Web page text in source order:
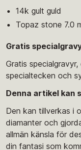
14k gult guld
Topaz stone 7.0
Gratis
Gratis
specialtecken och
Denna artikel kan
Den kan tillverkas i
diamanter och
allmän känsla för
din fantasi som